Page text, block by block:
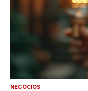
NEGOCIOS